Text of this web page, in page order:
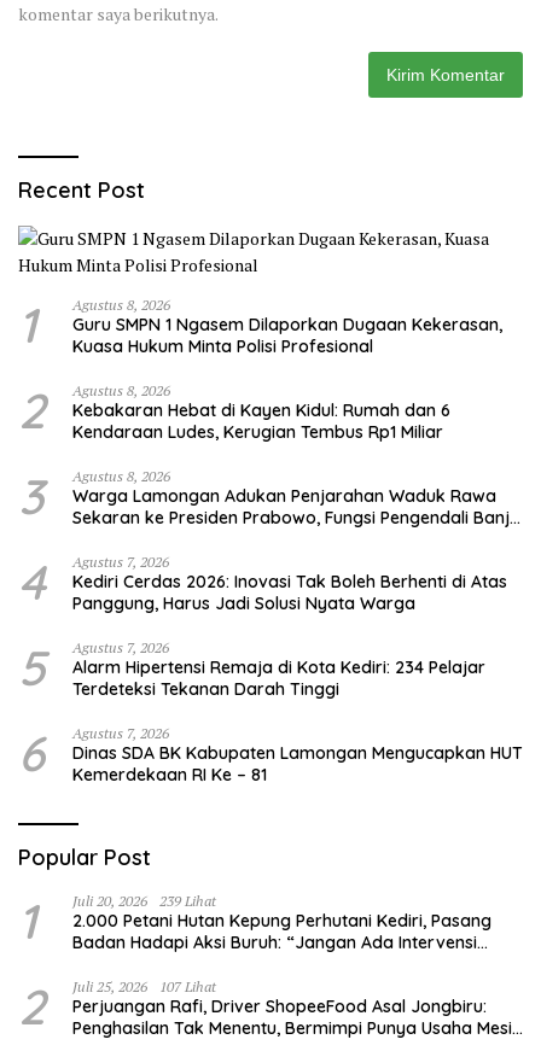
komentar saya berikutnya.
Recent Post
1 Agustus 8, 2026
Guru SMPN 1 Ngasem Dilaporkan Dugaan Kekerasan,
Kuasa Hukum Minta Polisi Profesional
2 Agustus 8, 2026
Kebakaran Hebat di Kayen Kidul: Rumah dan 6
Kendaraan Ludes, Kerugian Tembus Rp1 Miliar
3 Agustus 8, 2026
Warga Lamongan Adukan Penjarahan Waduk Rawa
Sekaran ke Presiden Prabowo, Fungsi Pengendali Banjir
4 Agustus 7, 2026
Kediri Cerdas 2026: Inovasi Tak Boleh Berhenti di Atas
Panggung, Harus Jadi Solusi Nyata Warga
5 Agustus 7, 2026
Alarm Hipertensi Remaja di Kota Kediri: 234 Pelajar
Terdeteksi Tekanan Darah Tinggi
6 Agustus 7, 2026
Dinas SDA BK Kabupaten Lamongan Mengucapkan HUT
Kemerdekaan RI Ke – 81
Popular Post
1 Juli 20, 2026 239 Lihat
2.000 Petani Hutan Kepung Perhutani Kediri, Pasang
Badan Hadapi Aksi Buruh: “Jangan Ada Intervensi
2 Juli 25, 2026 107 Lihat
Perjuangan Rafi, Driver ShopeeFood Asal Jongbiru:
Penghasilan Tak Menentu, Bermimpi Punya Usaha Mesin